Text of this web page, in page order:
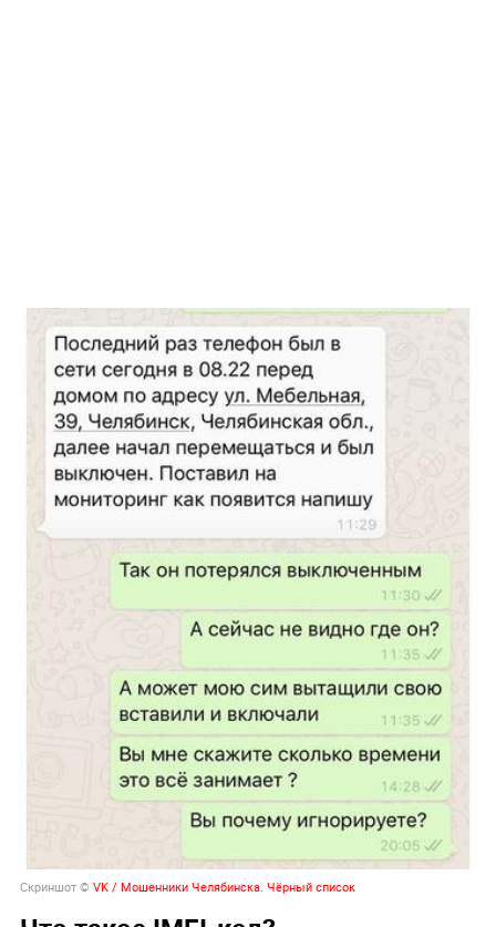
Скриншот © VK / Мошенники Челябинска. Чёрный список